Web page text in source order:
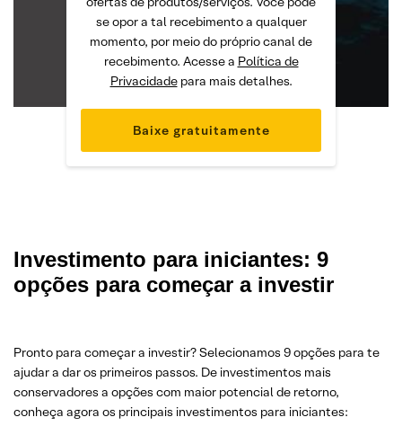
se opor a tal recebimento a qualquer
momento, por meio do próprio canal de
recebimento. Acesse a Política de
Privacidadepara mais detalhes.
Investimento para iniciantes: 9
opções para começar a investir
Pronto para começar a investir? Selecionamos 9 opções para te
ajudar a dar os primeiros passos. De investimentos mais
conservadores a opções com maior potencial de retorno,
conheça agora os principais investimentos para iniciantes: